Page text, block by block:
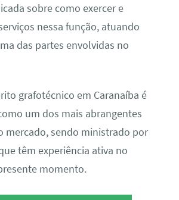
sobre como exercer e
nessa função, atuando
das partes envolvidas no
grafotécnico em Caranaíba é
um dos mais abrangentes
mercado, sendo ministrado por
têm experiência ativa no
momento.